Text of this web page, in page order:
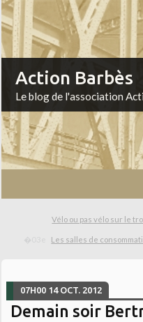
Action Barbès
Le blog de l'association
Vélo ou pas vélo sur le
Les salles de
07H00 14 OCT. 2012
Demain soir